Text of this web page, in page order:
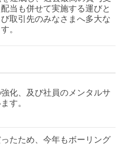
当も併せて実施する運びと
取引先のみなさまへ多大な
。
化、及び社員のメンタルサ
す。
たため、今年もボーリング